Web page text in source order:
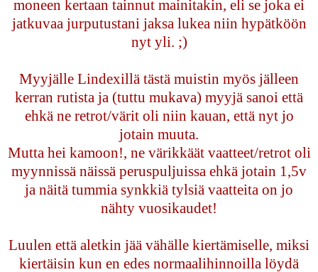
moneen kertaan tainnut mainitakin, eli se joka ei
jatkuvaa jurputustani jaksa lukea niin hypätköön
nyt yli. ;)
Myyjälle Lindexillä tästä muistin myös jälleen
kerran rutista ja (tuttu mukava) myyjä sanoi että
ehkä ne retrot/värit oli niin kauan, että nyt jo
jotain muuta.
Mutta hei kamoon!, ne värikkäät vaatteet/retrot oli
myynnissä näissä peruspuljuissa ehkä jotain 1,5v
ja näitä tummia synkkiä tylsiä vaatteita on jo
nähty vuosikaudet!
Luulen että aletkin jää vähälle kiertämiselle, miksi
kiertäisin kun en edes normaalihinnoilla löydä